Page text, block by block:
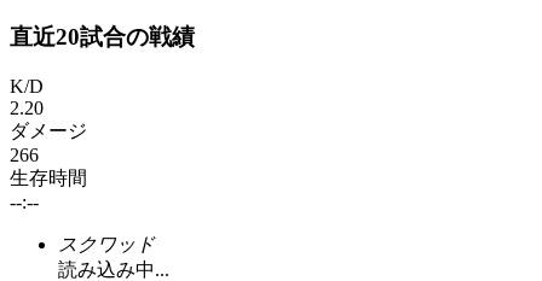
直近20試合の戦績
K/D
2.20
ダメージ
266
生存時間
--:--
スクワッド
読み込み中...